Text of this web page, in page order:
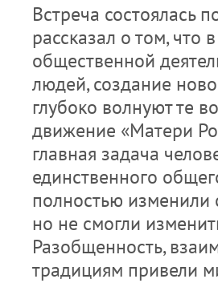
Встреча состоялась
рассказал о том, что
общественной
людей, создание
глубоко волнуют те
движение «Матери
главная задача
единственного
полностью изменили
но не смогли
Разобщенность,
традициям привели